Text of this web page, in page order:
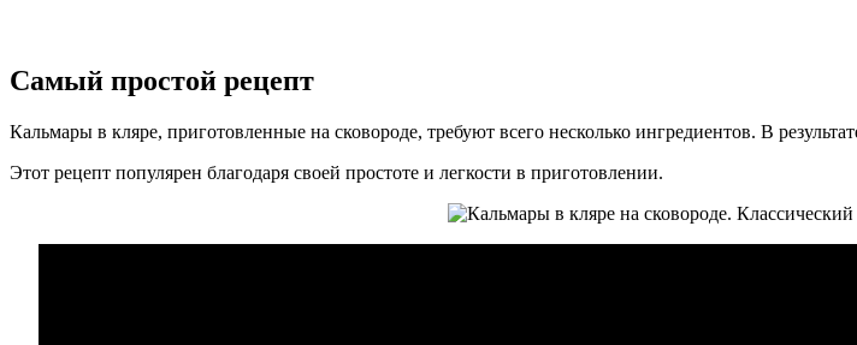
Самый простой рецепт
Кальмары в кляре, приготовленные на сковороде, требуют всего несколько ингредиентов. В
Этот рецепт популярен благодаря своей простоте и легкости в приготовлении.